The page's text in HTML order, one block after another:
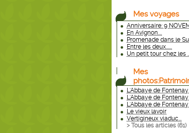
Mes voyages
Anniversaire: 9
En Avignon....
Promenade dans le
Entre les deux......
Un petit tour chez les
Mes
L'Abbaye de Fontenay
L'Abbaye de Fontenay
L'Abbaye de Fontenay
Le vieux lavoir
Vertigineux viaduc...
> Tous les articles (61)